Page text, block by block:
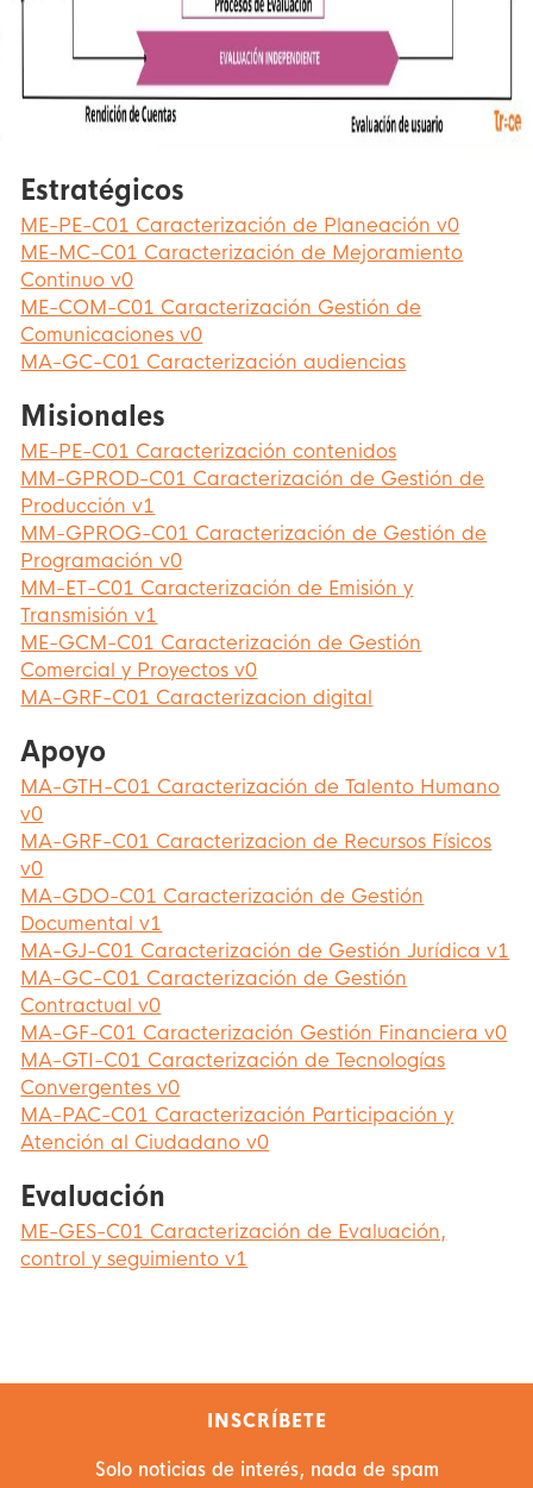
Estratégicos
ME-PE-C01 Caracterización de Planeación v0
ME-MC-C01 Caracterización de Mejoramiento
Continuo v0
ME-COM-C01 Caracterización Gestión de
Comunicaciones v0
MA-GC-C01 Caracterización audiencias
Misionales
ME-PE-C01 Caracterización contenidos
MM-GPROD-C01 Caracterización de Gestión de
Producción v1
MM-GPROG-C01 Caracterización de Gestión de
Programación v0
MM-ET-C01 Caracterización de Emisión y
Transmisión v1
ME-GCM-C01 Caracterización de Gestión
Comercial y Proyectos v0
MA-GRF-C01 Caracterizacion digital
Apoyo
MA-GTH-C01 Caracterización de Talento Humano
v0
MA-GRF-C01 Caracterizacion de Recursos Físicos
v0
MA-GDO-C01 Caracterización de Gestión
Documental v1
MA-GJ-C01 Caracterización de Gestión Jurídica v1
MA-GC-C01 Caracterización de Gestión
Contractual v0
MA-GF-C01 Caracterización Gestión Financiera v0
MA-GTI-C01 Caracterización de Tecnologías
Convergentes v0
MA-PAC-C01 Caracterización Participación y
Atención al Ciudadano v0
Evaluación
ME-GES-C01 Caracterización de Evaluación,
control y seguimiento v1
INSCRÍBETE
Solo noticias de interés, nada de spam